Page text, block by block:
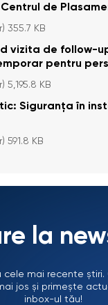
de
cu Dizabilități
din data de 25
355.7 KB
vizita de follow-
pentru
Bădiceni,
5,195.8 KB
Siguranța în
591.8 KB
la
cele mai recente
jos și primește
inbox-ul tău!